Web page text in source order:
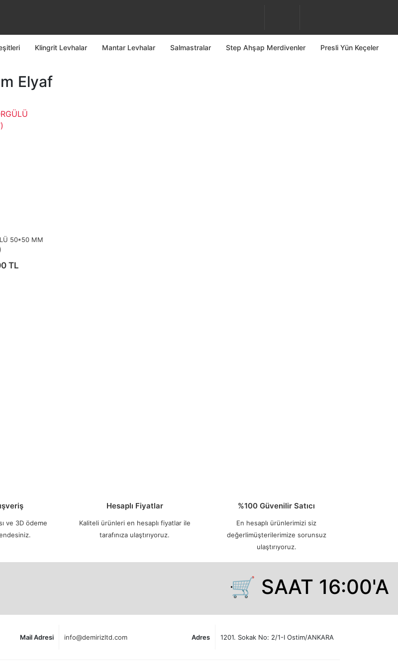
Klingrit Levhalar Mantar Levhalar Salmastralar Step Ahşap Merdivenler Presli Yün Keçeler
Elyaf
50*50 MM
TL
ve 3D ödeme
Hesaplı Fiyatlar
Kaliteli ürünleri en hesaplı fiyatlar ile
tarafınıza ulaştırıyoruz.
%100 Güvenilir Satıcı
En hesaplı ürünlerimizi siz
değerlimüşterilerimize sorunsuz
ulaştırıyoruz.
🛒 SAAT 16:00'A
Mail Adresi info@demirizltd.com Adres 1201. Sokak No: 2/1-I Ostim/ANKARA